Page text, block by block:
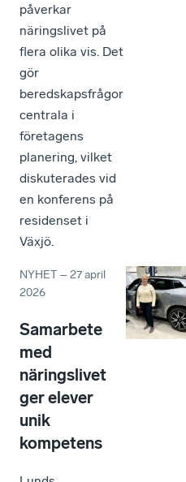
påverkar
näringslivet på
flera olika vis. Det
gör
beredskapsfrågor
centrala i
företagens
planering, vilket
diskuterades vid
en konferens på
residenset i
Växjö.
NYHET –27 april
2026
Samarbete
med
näringslivet
ger elever
unik
kompetens